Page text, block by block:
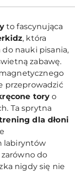
to fascynująca
, która
nauki pisania,
zabawę.
przeprowadzić
tory o
Ta sprytna
dla dłoni
labiryntów
do
nigdy się nie